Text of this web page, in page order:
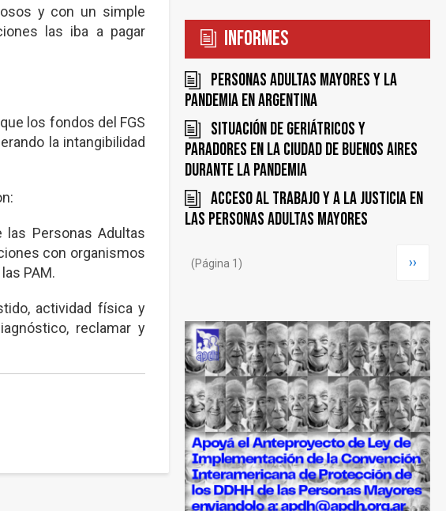
y con un simple
las iba a pagar
los fondos del FGS
la intangibilidad
Personas Adultas
con organismos
PAM.
actividad física y
reclamar y
Informes
Personas Adultas Mayores y la
pandemia en Argentina
Situación de geriátricos y
paradores en la Ciudad de Buenos Aires
durante la pandemia
Acceso al trabajo y a la justicia en
las Personas Adultas Mayores
(Página 1) ››